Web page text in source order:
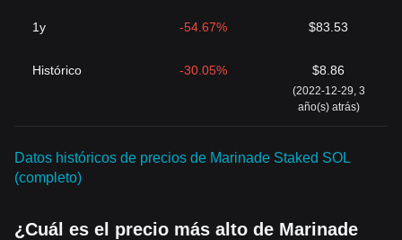
1y -54.67% $83.53
Histórico -30.05% $8.86
(2022-12-29, 3
año(s) atrás)
Datos históricos de precios de Marinade Staked SOL
(completo)
¿Cuál es el precio más alto de Marinade